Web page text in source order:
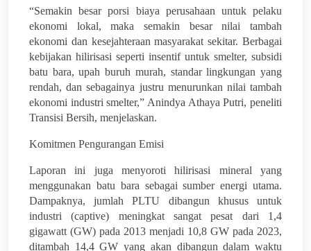
“Semakin besar porsi biaya perusahaan untuk pelaku
ekonomi lokal, maka semakin besar nilai tambah
ekonomi dan kesejahteraan masyarakat sekitar. Berbagai
kebijakan hilirisasi seperti insentif untuk smelter, subsidi
batu bara, upah buruh murah, standar lingkungan yang
rendah, dan sebagainya justru menurunkan nilai tambah
ekonomi industri smelter,” Anindya Athaya Putri, peneliti
Transisi Bersih, menjelaskan.
Komitmen Pengurangan Emisi
Laporan ini juga menyoroti hilirisasi mineral yang
menggunakan batu bara sebagai sumber energi utama.
Dampaknya, jumlah PLTU dibangun khusus untuk
industri (captive) meningkat sangat pesat dari 1,4
gigawatt (GW) pada 2013 menjadi 10,8 GW pada 2023,
ditambah 14,4 GW yang akan dibangun dalam waktu